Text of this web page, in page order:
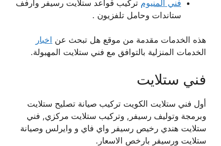
فني المنيوم تركيب قواعد ستلايت رسيفر وأرفف
ستاندات وحامل تلفزيون .
هذه الخدمات مقدمة من موقع هل تبحث عن اخبار
الخدمات المنزلية بالتوافق مع فني ستلايت المهبولة.
فني ستلايت
أول فني ستلايت الكويت تركيب صيانة تصليح ستلايت
وبرمجة وتوليف رسيفر, وتركيب ستلايت مركزي, فني
ستلايت هندي رخيص رسيفر واي فاي و وايرلس وصيانة
ستلايت ورسيفر بارخص الاسعار.